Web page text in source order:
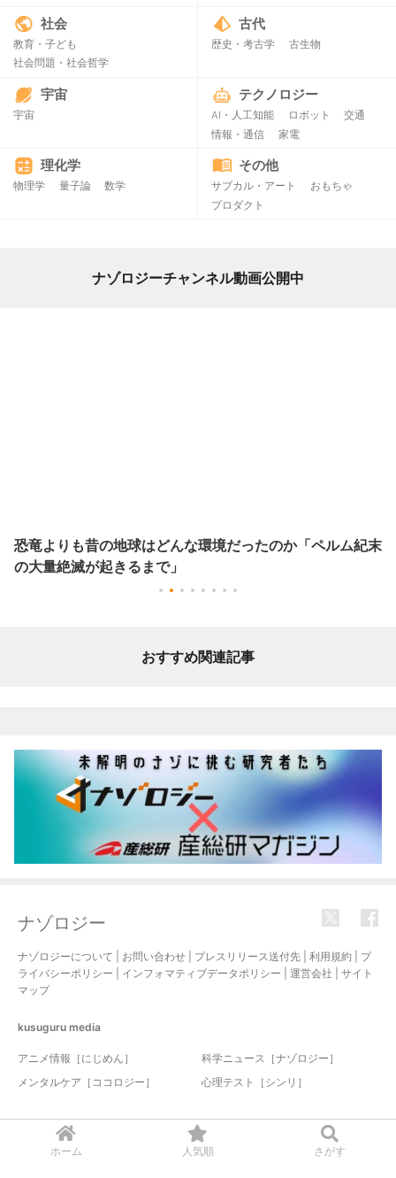
ホーム 人気順 さがす
社会
教育・子ども
社会問題・社会哲学
古代
歴史・考古学 古生物
宇宙
宇宙
テクノロジー
AI・人工知能 ロボット
交通
情報・通信
家電
理化学
物理学 量子論 数学
その他
サブカル・アート
おもちゃ
プロダクト
ナゾロジーチャンネル動画公開中
恐竜よりも昔の地球はどんな環境だったのか「ペルム紀末
の大量絶滅が起きるまで」
おすすめ関連記事
ナゾロジー
ナゾロジーについて お問い合わせ プレスリリース送付先 利用規約
プ
ライバシーポリシー
インフォマティブデータポリシー 運営会社
サイト
マップ
kusuguru media
アニメ情報［にじめん］
科学ニュース［ナゾロジー］
メンタルケア［ココロジー］
心理テスト［シンリ］
© 2017-2026 nazology. all rights reserved.